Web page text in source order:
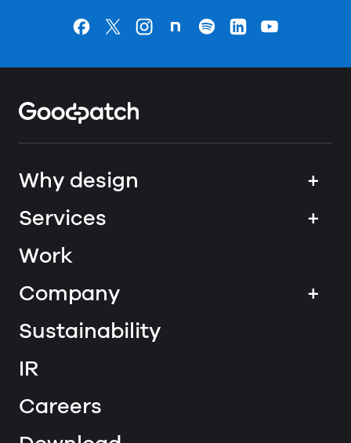
Goodpatchの
ページ
Goodpatchの
ページ
Goodpatchの
ページGoodpatchの
ページ
Goodpatchの
ページ
Goodpatchの
ページ
Goodpatchの
Why design
+
Services
+
Work
Company
+
Sustainability
IR
Careers